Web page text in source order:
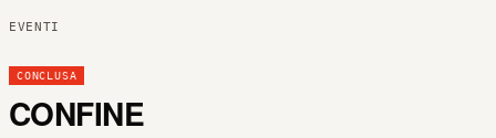
EVENTI
CONCLUSA
CONFINE